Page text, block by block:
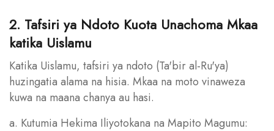
2. Tafsiri ya Ndoto Kuota Unachoma Mkaa
katika Uislamu
Katika Uislamu, tafsiri ya ndoto (Ta'bir al-Ru'ya)
huzingatia alama na hisia. Mkaa na moto vinaweza
kuwa na maana chanya au hasi.
a. Kutumia Hekima Iliyotokana na Mapito Magumu: